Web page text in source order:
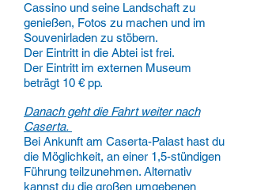
Cassino und seine Landschaft zu
genießen, Fotos zu machen und im
Souvenirladen zu stöbern.
Der Eintritt in die Abtei ist frei.
Der Eintritt im externen Museum
beträgt 10 € pp.
Danach geht die Fahrt weiter nach
Caserta.
Bei Ankunft am Caserta-Palast hast du
die Möglichkeit, an einer 1,5-stündigen
Führung teilzunehmen. Alternativ
kannst du die großen umgebenen